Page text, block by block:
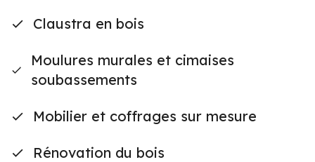
Claustra en bois
Moulures murales et cimaises
soubassements
Mobilier et coffrages sur mesure
Rénovation du bois